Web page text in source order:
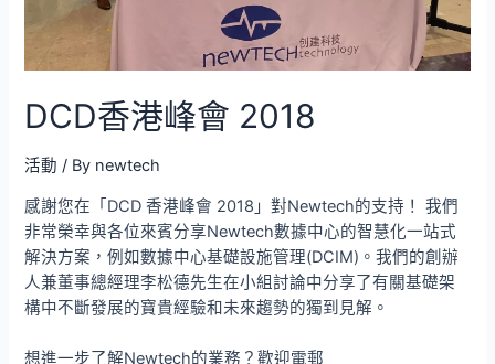
DCD香港峰會 2018
活動 / By newtech
感謝您在「DCD 香港峰會 2018」對Newtech的支持！ 我們
非常榮幸與各位來賓分享Newtech數據中心的智慧化一站式
解決方案，例如數據中心基礎設施管理(DCIM)。我們的創辦
人兼董事總經理李松德先生在小組討論中分享了有關基礎架
構中不斷發展的寶貴經驗和未來趨勢的獨到見解。
想進一步了解Newtech的業務？歡迎電郵